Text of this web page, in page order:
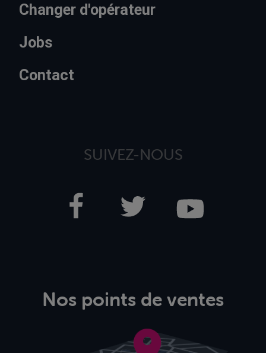
Changer d'opérateur
Jobs
Contact
SUIVEZ-NOUS
Nos points de ventes